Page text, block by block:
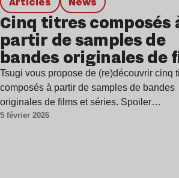
Cinq titres composés
partir de samples de
bandes originales de
et séries
Tsugi vous propose de (re)découvrir cinq
composés à partir de samples de bandes
originales de films et séries. Spoiler…
5 février 2026